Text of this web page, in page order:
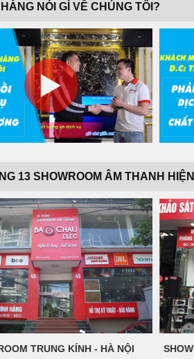
NÓI GÌ VỀ CHÚNG TÔI?
13 SHOWROOM ÂM THANH
TRUNG KÍNH - HÀ NỘI